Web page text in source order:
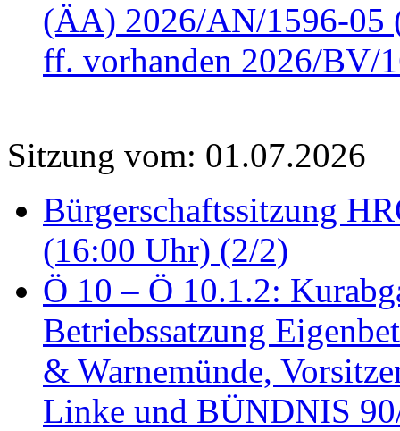
(ÄA) 2026/AN/1596-05
ff. vorhanden 2026/BV/
Sitzung vom: 01.07.2026
Bürgerschaftssitzung
(16:00 Uhr) (2/2)
Ö 10 – Ö 10.1.2:
Betriebssatzung
& Warnemünde,
Linke und BÜNDNIS